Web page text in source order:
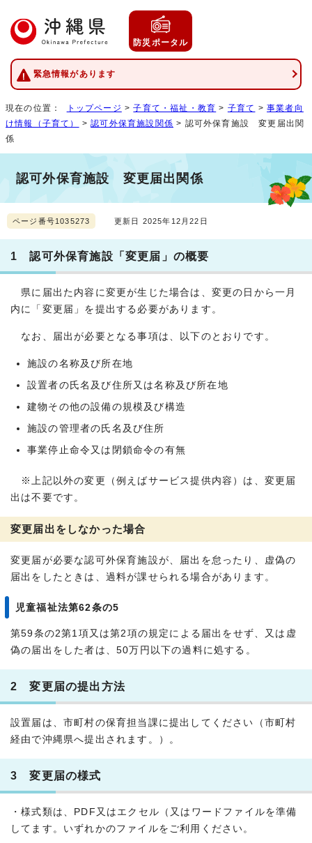
防災ポータル
緊急情報があります
現在の位置： トップページ >子育て・福祉・教育 > 子育て >事業者向
け情報（子育て）
>認可外保育施設関係 > 認可外保育施設 変更届出関
係
認可外保育施設 変更届出関係
ページ番号1035273 更新日 2025年12月22日
1 認可外保育施設「変更届」の概要
県に届出た内容に変更が生じた場合は、変更の日から一月
内に「変更届」を提出する必要があります。
なお、届出が必要となる事項は、以下のとおりです。
施設の名称及び所在地
設置者の氏名及び住所又は名称及び所在地
建物その他の設備の規模及び構造
施設の管理者の氏名及び住所
事業停止命令又は閉鎖命令の有無
※上記以外の変更（例えばサービス提供内容）は、変更届
出は不要です。
変更届出をしなかった場合
変更届が必要な認可外保育施設が、届出を怠ったり、虚偽の
届出をしたときは、過料が課せられる場合があります。
児童福祉法第62条の5
第59条の2第1項又は第2項の規定による届出をせず、又は虚
偽の届出をした者は、50万円以下の過料に処する。
2 変更届の提出方法
設置届は、市町村の保育担当課に提出してください（市町村
経由で沖縄県へ提出されます。）。
3 変更届の様式
・様式類は、PDF又はエクセル（又はワードファイルを準備
してます。いずれかのファイルをご利用ください。